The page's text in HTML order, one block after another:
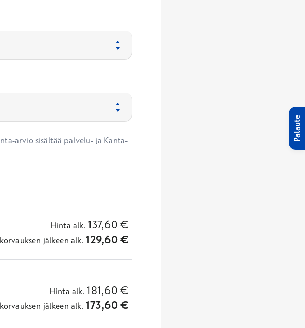
arvio sisältää palvelu- ja Kanta-
Hinta alk. 137,60 €
jälkeen alk. 129,60€
Hinta alk. 181,60 €
jälkeen alk. 173,60€
Palaute